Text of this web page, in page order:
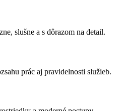
slušne a s dôrazom na detail.
prác aj pravidelnosti služieb.